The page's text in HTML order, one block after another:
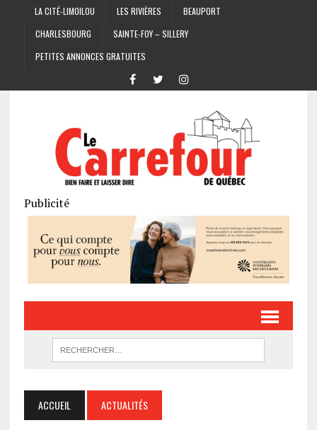
LA CITÉ-LIMOILOU LES RIVIÈRES
BEAUPORT
CHARLESBOURG
SAINTE-FOY – SILLERY
PETITES ANNONCES GRATUITES
Publicité
ACCUEIL ACTUALITÉS